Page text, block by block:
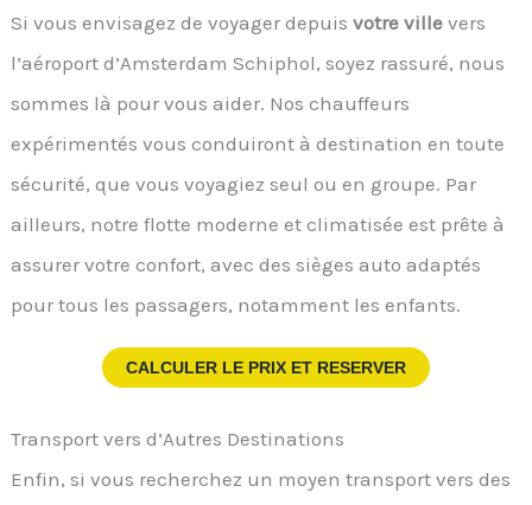
Si vous envisagez de voyager depuisvotre ville vers
l’aéroport d’Amsterdam Schiphol, soyez rassuré, nous
sommes là pour vous aider. Nos chauffeurs
expérimentés vous conduiront à destination en toute
sécurité, que vous voyagiez seul ou en groupe. Par
ailleurs, notre flotte moderne et climatisée est prête à
assurer votre confort, avec des sièges auto adaptés
pour tous les passagers, notamment les enfants.
CALCULER LE PRIX ET RESERVER
Transport vers d’Autres Destinations
Enfin, si vous recherchez un moyen transport vers des